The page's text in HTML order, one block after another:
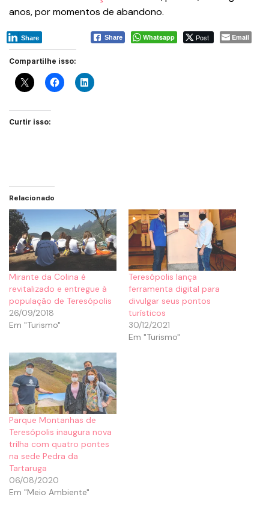
anos, por momentos de abandono.
Share Whatsapp Post Email
Share
Compartilhe isso:
Curtir isso:
Relacionado
Mirante da Colina é
revitalizado e entregue à
população de Teresópolis
26/09/2018
Em "Turismo"
Teresópolis lança
ferramenta digital para
divulgar seus pontos
turísticos
30/12/2021
Em "Turismo"
Parque Montanhas de
Teresópolis inaugura nova
trilha com quatro pontes
na sede Pedra da
Tartaruga
06/08/2020
Em "Meio Ambiente"